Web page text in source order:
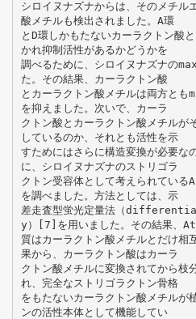
シロイヌナズナからは、そのメチル
酸メチルも検出されました。A環
とD環しかもたないカーラクトン酸
かれ抑制活性があるかどうかを
調べるために、シロイヌナズナの
た。その結果、カーラクトン酸
とカーラクトン酸メチルは両方とも
を抑えました。次いで、カーラ
クトン酸とカーラクトン酸メチルが
しているのか、それとも活性を示
すためにはさらに構造変換が必要な
に、シロイヌナズナのストリゴラ
クトン受容体として考えられている
を調べました。方法としては、示
差走査型蛍光定量法（
y）[7]を用いました。その結果、
質はカーラクトン酸メチルとだけ相
果から、カーラクトン酸はカーラ
クトン酸メチルに変換されてから枝
れ、完全なストリゴラクトン骨格
をもたないカーラクトン酸メチルが
ンの活性本体として機能してい